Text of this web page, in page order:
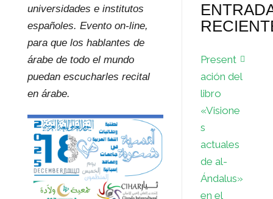
universidades e institutos
españoles. Evento on-line,
para que los hablantes de
árabe de todo el mundo
puedan escucharles recital
en árabe.
Present
ación del
libro
«Visione
s
actuales
de al-
Ándalus»
en el